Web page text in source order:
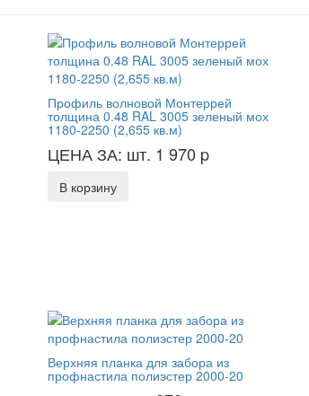
Профиль волновой Монтеррей
толщина 0.48 RAL 3005 зеленый мох
1180-2250 (2,655 кв.м)
ЦЕНА ЗА: шт. 1 970 p
В корзину
Верхняя планка для забора из
профнастила полиэстер 2000-20